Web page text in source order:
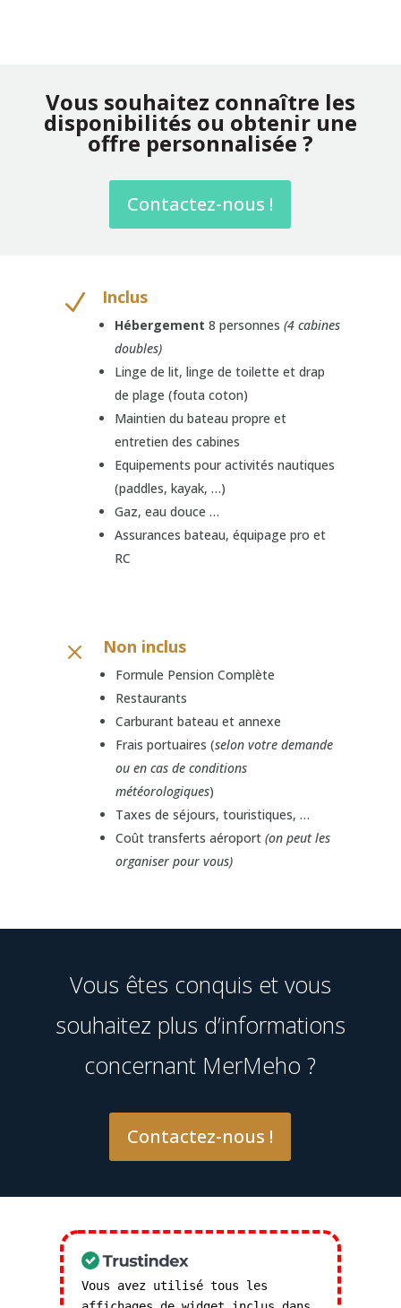
Vous souhaitez connaître les
disponibilités ou obtenir une
offre personnalisée ?
Contactez-nous !
N Inclus
Hébergement 8 personnes(4 cabines
doubles)
Linge de lit, linge de toilette et drap
de plage (fouta coton)
Maintien du bateau propre et
entretien des cabines
Equipements pour activités nautiques
(paddles, kayak, …)
Gaz, eau douce …
Assurances bateau, équipage pro et
RC
M Non inclus
Formule Pension Complète
Restaurants
Carburant bateau et annexe
Frais portuaires (selon votre demande
ou en cas de conditions
météorologiques)
Taxes de séjours, touristiques, …
Coût transferts aéroport(on peut les
organiser pour vous)
Vous êtes conquis et vous
souhaitez plus d’informations
concernant MerMeho ?
Contactez-nous !
Vous avez utilisé tous les